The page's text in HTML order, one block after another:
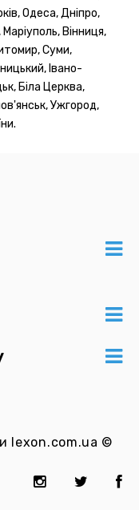
Одеса, Дніпро,
Вінниця,
Суми,
Івано-
Біла Церква,
Ужгород,
lexon.com.ua ©